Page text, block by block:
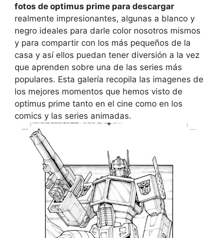
fotos de optimus prime para descargar
realmente impresionantes, algunas a blanco y
negro ideales para darle color nosotros mismos
y para compartir con los más pequeños de la
casa y así ellos puedan tener diversión a la vez
que aprenden sobre una de las series más
populares. Esta galería recopila las imagenes de
los mejores momentos que hemos visto de
optimus prime tanto en el cine como en los
comics y las series animadas.